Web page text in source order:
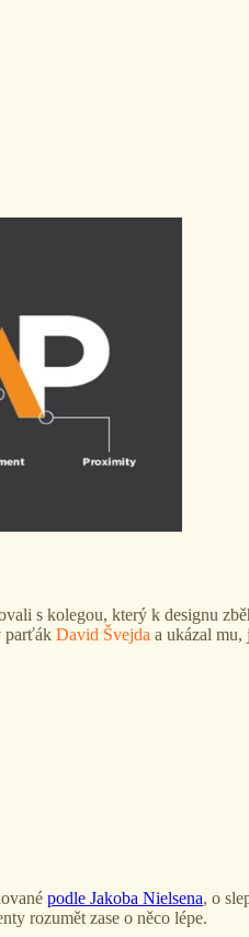
s kolegou, který k designu
parťák David Švejda a ukázal mu,
podle Jakoba Nielsena, o
rozumět zase o něco lépe.